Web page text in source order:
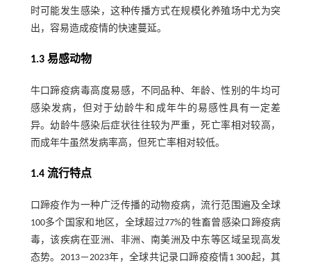
时可能发生感染，这种传播方式在规模化养殖场中尤为突
出，容易造成疫情的快速蔓延。
1.3 易感动物
牛口蹄疫病毒高度易感，不同品种、年龄、性别的牛均可
感染发病，但对于幼龄牛和成年牛的易感性具有一定差
异。幼龄牛感染后症状往往较为严重，死亡率相对较高，
而成年牛虽然发病率高，但死亡率相对较低。
1.4 流行特点
口蹄疫作为一种广泛传播的动物疫病，流行范围遍及全球
100多个国家和地区，全球超过77%的牲畜曾感染口蹄疫病
毒，该疾病在亚洲、非洲、南美洲及中东等区域呈现高发
态势。2013－2023年，全球共记录口蹄疫疫情1 300起，其